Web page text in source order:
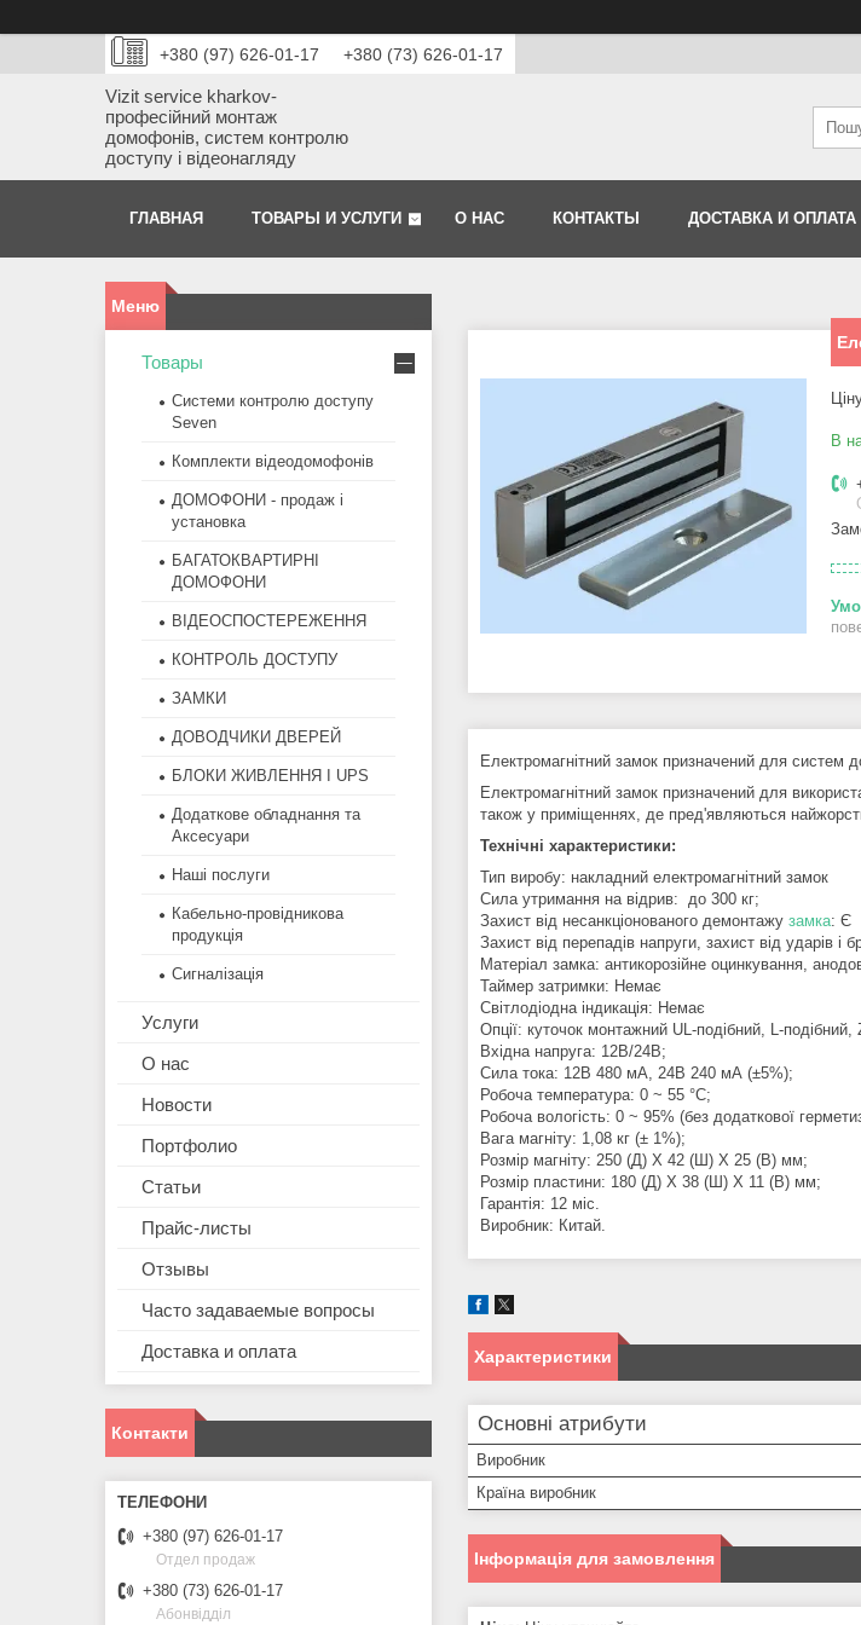
+380 (97) 626-01-17 +380 (73) 626-01-17
Vizit service kharkov-
професійний монтаж
домофонів, систем контролю
доступу і відеонагляду
ГЛАВНАЯ ТОВАРЫ И УСЛУГИ О НАС КОНТАКТЫ ДОСТАВКА И ОПЛАТА
В
Електромагнітний замок призначений для систем
Електромагнітний замок призначений для
також у приміщеннях, де пред'являються
Технічні характеристики:
Тип виробу: накладний електромагнітний замок
Сила утримання на відрив: до 300 кг;
Захист від несанкціонованого демонтажу замка: Є
Захист від перепадів напруги, захист від ударів і
Матеріал замка: антикорозійне оцинкування,
Таймер затримки: Немає
Світлодіодна індикація: Немає
Опції: куточок монтажний UL-подібний, L-
Вхідна напруга: 12В/24В;
Сила тока: 12В 480 мА, 24В 240 мА (±5%);
Робоча температура: 0 ~ 55 °C;
Робоча вологість: 0 ~ 95% (без додаткової
Вага магніту: 1,08 кг (± 1%);
Розмір магніту: 250 (Д) Х 42 (Ш) Х 25 (В) мм;
Розмір пластини: 180 (Д) Х 38 (Ш) Х 11 (В) мм;
Гарантія: 12 міс.
Виробник: Китай.
Характеристики
Основні атрибути
Виробник
Країна виробник
Інформація для замовлення
Товары
Системи контролю доступу
Seven
Комплекти відеодомофонів
ДОМОФОНИ - продаж і
установка
БАГАТОКВАРТИРНІ
ДОМОФОНИ
ВІДЕОСПОСТЕРЕЖЕННЯ
КОНТРОЛЬ ДОСТУПУ
ЗАМКИ
ДОВОДЧИКИ ДВЕРЕЙ
БЛОКИ ЖИВЛЕННЯ І UPS
Додаткове обладнання та
Аксесуари
Наші послуги
Кабельно-провідникова
продукція
Сигналізація
Услуги
О нас
Новости
Портфолио
Статьи
Прайс-листы
Отзывы
Часто задаваемые вопросы
Доставка и оплата
Контакти
+380 (97) 626-01-17
Отдел продаж
+380 (73) 626-01-17
Абонвідділ